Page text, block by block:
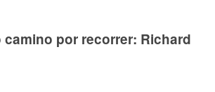
por recorrer: Richard